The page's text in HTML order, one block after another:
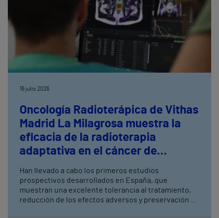
16 julio 2026
Oncología Radioterápica de Vithas
Madrid La Milagrosa muestra la
eficacia de la radioterapia
adaptativa en el cáncer de
próstata
Han llevado a cabo los primeros estudios
prospectivos desarrollados en España, que
muestran una excelente tolerancia al tratamiento,
reducción de los efectos adversos y preservación de